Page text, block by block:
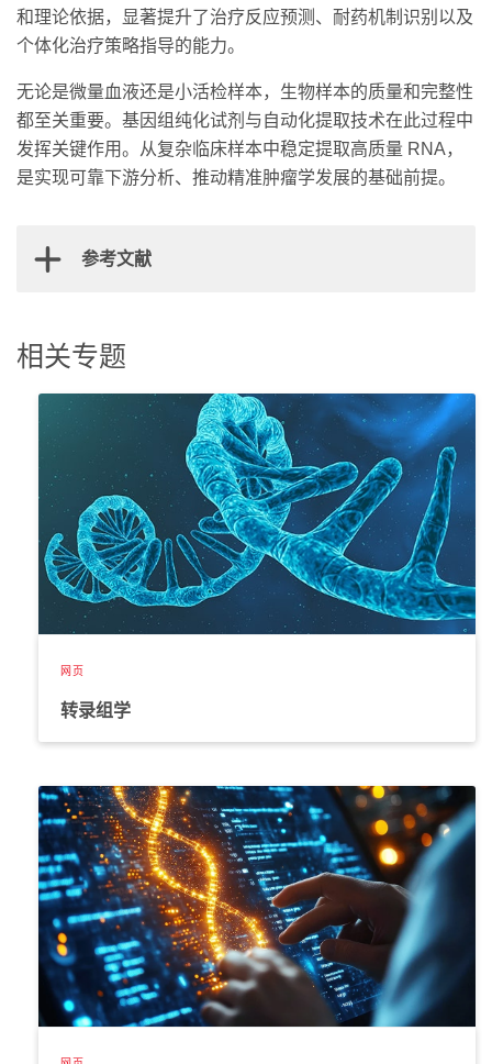
和理论依据，显著提升了治疗反应预测、耐药机制识别以及
个体化治疗策略指导的能力。
无论是微量血液还是小活检样本，生物样本的质量和完整性
都至关重要。基因组纯化试剂与自动化提取技术在此过程中
发挥关键作用。从复杂临床样本中稳定提取高质量 RNA，
是实现可靠下游分析、推动精准肿瘤学发展的基础前提。
参考文献
2020 update on diagnosis, therapy and monitoring,”
10.1002/AJH.25792.
P. J. O’Dwyer
, “The NCI-MATCH trial: lessons for
precision oncology,”Nat Med, vol. 29, no. 6, pp. 1349–1357,
Jun. 2023, doi: 10.1038/S41591-023-02379-4.
M. Schwaederle et al., “Association of Biomarker-Based
Treatment Strategies With Response Rates and Progression-
Free Survival in Refractory Malignant Neoplasms: A Meta-
analysis,”JAMA Oncol
, vol. 2, no. 11, pp. 1452–1459, Nov.
2016, doi: 10.1001/JAMAONCOL.2016.2129.
D. L. F. Jardim
, “Impact of a Biomarker-Based Strategy on
Trials Leading to FDA Approval,”
10.1093/JNCI/DJV253.
doi:
10.1200/JCO.2015.61.5997/SUPPL_FILE/DS_2015.615997.PDF.
B. Weidenbuschet al., “Transcriptome based individualized
therapy of refractory pediatric sarcomas: feasibility, tolerability
and efficacy,”Oncotarget , vol. 9, no. 29, pp. 20747–20760, Apr.
2018, doi: 10.18632/ONCOTARGET.25087.
B. C. Worst et al., “Next-generation personalised medicine for
high-risk paediatric cancer patients – The INFORM pilot study,”
Eur J Cancer , vol. 65, pp. 91–101, Sep. 2016, doi:
10.1016/J.EJCA.2016.06.009.
相关专题
网页
转录组学